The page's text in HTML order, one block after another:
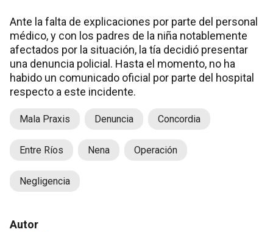
Ante la falta de explicaciones por parte del personal
médico, y con los padres de la niña notablemente
afectados por la situación, la tía decidió presentar
una denuncia policial. Hasta el momento, no ha
habido un comunicado oficial por parte del hospital
respecto a este incidente.
Mala Praxis Denuncia Concordia
Entre Ríos Nena Operación
Negligencia
Autor